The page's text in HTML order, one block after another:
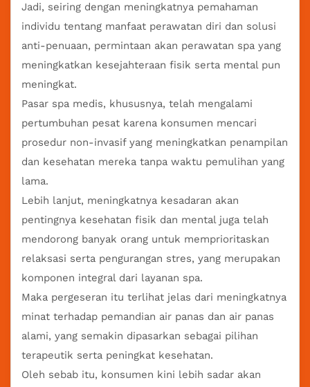
Jadi, seiring dengan meningkatnya pemahaman
individu tentang manfaat perawatan diri dan solusi
anti-penuaan, permintaan akan perawatan spa yang
meningkatkan kesejahteraan fisik serta mental pun
meningkat.
Pasar spa medis, khususnya, telah mengalami
pertumbuhan pesat karena konsumen mencari
prosedur non-invasif yang meningkatkan penampilan
dan kesehatan mereka tanpa waktu pemulihan yang
lama.
Lebih lanjut, meningkatnya kesadaran akan
pentingnya kesehatan fisik dan mental juga telah
mendorong banyak orang untuk memprioritaskan
relaksasi serta pengurangan stres, yang merupakan
komponen integral dari layanan spa.
Maka pergeseran itu terlihat jelas dari meningkatnya
minat terhadap pemandian air panas dan air panas
alami, yang semakin dipasarkan sebagai pilihan
terapeutik serta peningkat kesehatan.
Oleh sebab itu, konsumen kini lebih sadar akan